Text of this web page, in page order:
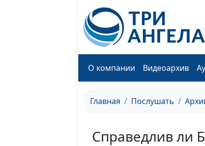
О компании Видеоархив
Главная Послушать
Справедлив ли